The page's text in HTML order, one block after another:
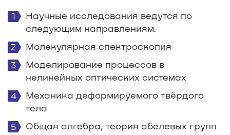
Научные исследования ведутся по
следующим направлениям.
Молекулярная спектроскопия
Моделирование процессов в
нелинейных оптических системах
Механика деформируемого твёрдого
тела
Общая алгебра, теория абелевых групп